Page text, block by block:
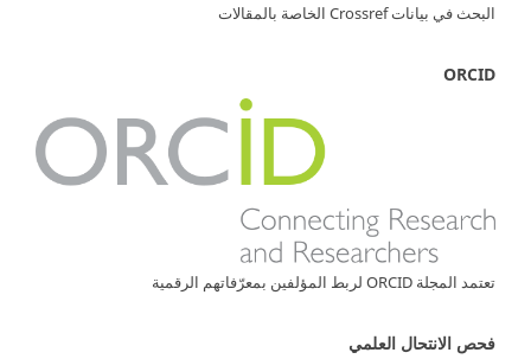
البحث في بيانات Crossref الخاصة بالمقالات
ORCID
تعتمد المجلة ORCID لربط المؤلفين بمعرّفاتهم الرقمية
فحص الانتحال العلمي